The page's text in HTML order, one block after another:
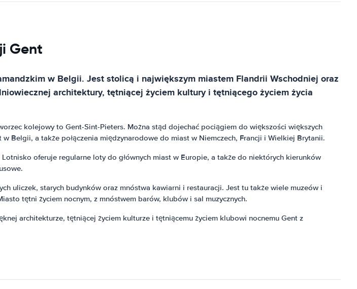
Gent
w Belgii. Jest stolicą i największym miastem Flandrii Wschodniej oraz
architektury, tętniącej życiem kultury i tętniącego życiem życia
kolejowy to Gent-Sint-Pieters. Można stąd dojechać pociągiem do większości większych
Belgii, a także połączenia międzynarodowe do miast w Niemczech, Francji i Wielkiej Brytanii.
oferuje regularne loty do głównych miast w Europie, a także do niektórych kierunków
uliczek, starych budynków oraz mnóstwa kawiarni i restauracji. Jest tu także wiele muzeów i
tętni życiem nocnym, z mnóstwem barów, klubów i sal muzycznych.
architekturze, tętniącej życiem kulturze i tętniącemu życiem klubowi nocnemu Gent z